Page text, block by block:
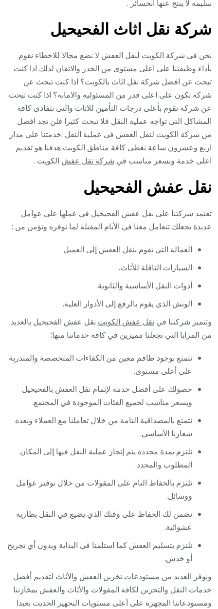
سليمه لا ينتج عنها اىخسائر .
شركة نقل اثاث الفحيحيل
نحن فى شركة الكويت لنقل العفش لا نضع مجالا للاخطاء نقوم
بأداء وظيفتنا على اعلى مستوى من الحذر والاتقان لذلك اذا كنت
تبحث عن افضل شركة نقل اثاث بالكويت؟ اذا كنت تبحث عن
شركة تكون على اعلى قدر من المسئوليه والامانه؟ اذا كنت تبحث
عن شركة تقوم بأعلى درجات التأمين للاثاث والتى تتفادى كافة
المشاكل التى تواجه عملية النقل فلا تبحث كثيرا فلن تجد افضل
من شركة الكويت لنقل العفش فى عملية النقل .خدمتنا على مدار
اربع وعشرون ساعة نغطى كافة مناطق الكويت هدفنا هو تقديم
اعلى خدمة وبسعر مناسب في شركة نقل عفش الكويت .
نقل عفش الفحيحيل
تعتمد شركتنا على نقل عفش الفحيحيل في عملها على عوامل
عديدة تجعلك تتعامل معنا في الأيام المقبلة لما نوفره ونؤمن من :
العمالة التي تقوم بنقل العفش إلى العميل
السيارات الناقلة للأثاث.
أدوات النقل الأساسية والثانوية.
الونش الذي يقوم بالرفع إلى الأدوار العلية.
وتتميز شركتنا في نقل عفش الكويت نقل عفش الفحيحيل بالعديد
من المزايا التي تجعلنا مميزين في كافة خدماتنا منها:
نتمتع بوجود طاقم معين من الكفاءات المتخصصة والمتدربة
على أعلى مستوى.
حصولك على أفضل خدمة لإتمام نقل العفش بالفحيحيل
وبسعر مناسب لجميع الفئات الموجودة في المجتمع.
نتمتع بالمصداقية التامة من خلال تعاملنا مع العملاء ونعده
شعارنا الأساسي.
نلتزم بمدة محددة يتم إنجاز عملية النقل فيها إلى المكان
المطلوب والمحدد.
نلتزم بالحفاظ التام على المقولات من خلال توفير عوامل
ووسائل.
نضمن لك الحفاظ على وقتك الذي يضيع في النقل بطارية
عشوائية.
نلتزم بتسليم العفش كما استلمنا في البداية وبدون أي تجريح
أو خدش.
ونوفر العديد من مستودعات تخزين العفش والأثاث لتقديم أفضل
خدمات النقل والتخزين لكافة المقولات والأثاث والعفش بمخازننا
ومستودعاتنا المجهزة على أعلى مستويات التجهيز الحديث بعيدا